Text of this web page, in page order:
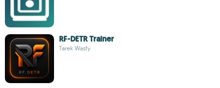
RF-DETR Trainer
Tarek Wasfy